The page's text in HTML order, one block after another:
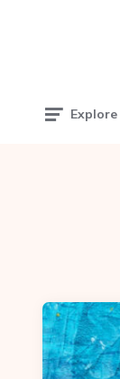
Explore